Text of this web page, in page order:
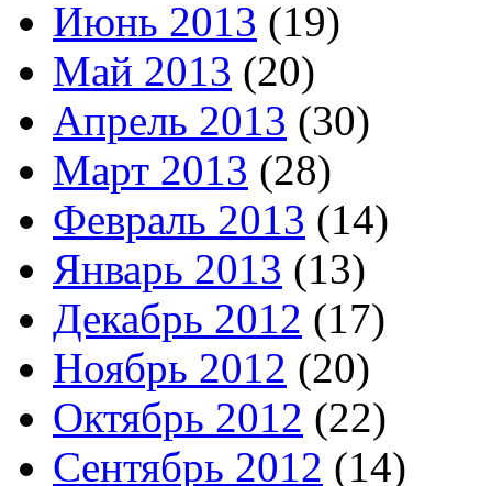
Июнь 2013 (19)
Май 2013 (20)
Апрель 2013 (30)
Март 2013 (28)
Февраль 2013 (14)
Январь 2013 (13)
Декабрь 2012 (17)
Ноябрь 2012 (20)
Октябрь 2012 (22)
Сентябрь 2012 (14)